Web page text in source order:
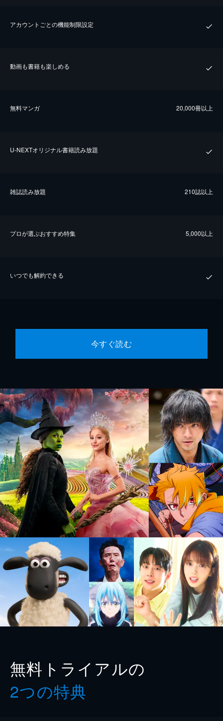
アカウントごとの機能制限設定
動画も書籍も楽しめる
無料マンガ 20,000冊以上
U-NEXTオリジナル書籍読み放題
雑誌読み放題 210誌以上
プロが選ぶおすすめ特集 5,000以上
いつでも解約できる
今すぐ読む
無料トライアルの
2つの特典